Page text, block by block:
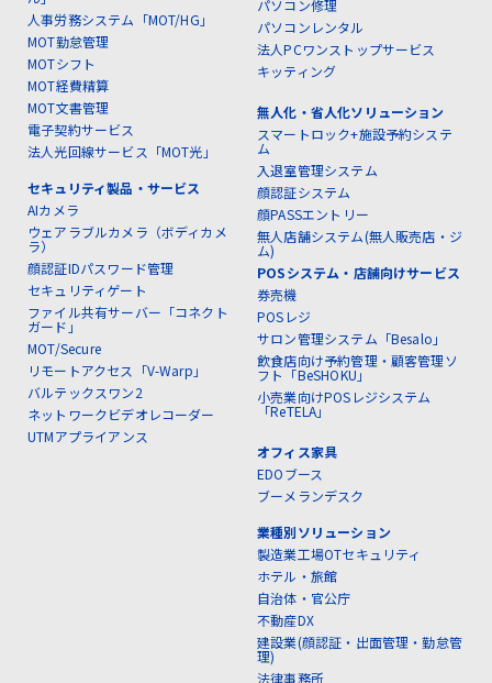
人事労務システム「MOT/HG」
MOT勤怠管理
MOTシフト
MOT経費精算
MOT文書管理
電子契約サービス
法人光回線サービス「MOT光」
セキュリティ製品・サービス
AIカメラ
ウェアラブルカメラ（ボディカメ
ラ）
顔認証IDパスワード管理
セキュリティゲート
ファイル共有サーバー「コネクト
ガード」
MOT/Secure
リモートアクセス「V-Warp」
バルテックスワン2
ネットワークビデオレコーダー
UTMアプライアンス
パソコン修理
パソコンレンタル
法人PCワンストップサービス
キッティング
無人化・省人化ソリューション
スマートロック+施設予約システ
ム
入退室管理システム
顔認証システム
顔PASSエントリー
無人店舗システム(無人販売店・ジ
ム)
POSシステム・店舗向けサービス
券売機
POSレジ
サロン管理システム「Besalo」
飲食店向け予約管理・顧客管理ソ
フト「BeSHOKU」
小売業向けPOSレジシステム
「ReTELA」
オフィス家具
EDOブース
ブーメランデスク
業種別ソリューション
製造業工場OTセキュリティ
ホテル・旅館
自治体・官公庁
不動産DX
建設業(顔認証・出面管理・勤怠管
理)
法律事務所